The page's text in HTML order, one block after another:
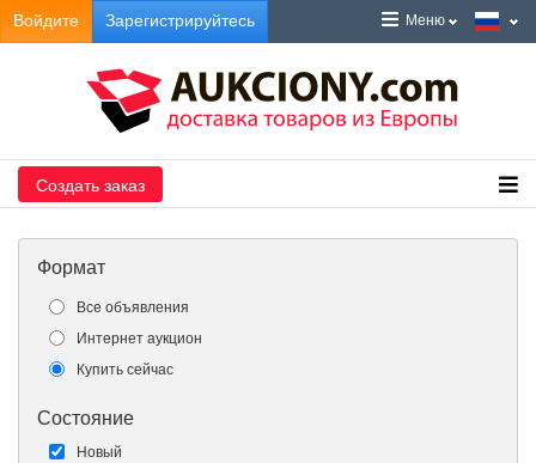
Войдите Зарегистрируйтесь Меню
Создать заказ
Формат
Все объявления
Интернет аукцион
Купить сейчас
Состояние
Новый